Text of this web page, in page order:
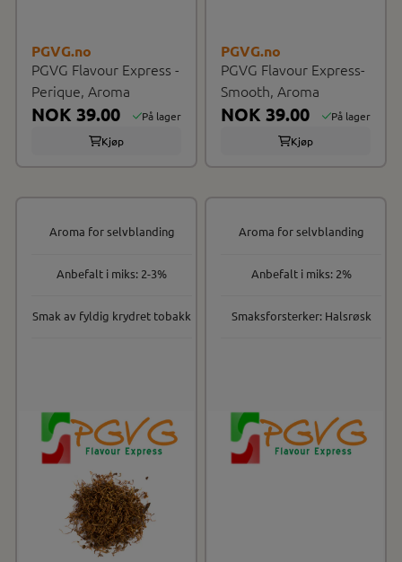
PGVG.no
PGVG Flavour Express -
Perique, Aroma
NOK 39.00
På lager
Kjøp
PGVG.no
PGVG Flavour Express-
Smooth, Aroma
NOK 39.00
På lager
Kjøp
Aroma for selvblanding
Anbefalt i miks: 2-3%
Smak av fyldig krydret tobakk
Aroma for selvblanding
Anbefalt i miks: 2%
Smaksforsterker: Halsrøsk